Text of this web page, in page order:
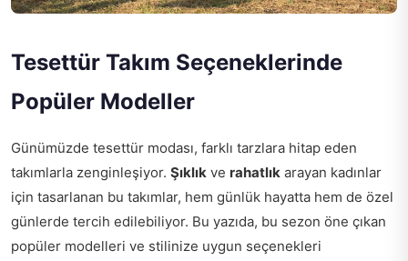
Tesettür Takım Seçeneklerinde
Popüler Modeller
Günümüzde tesettür modası, farklı tarzlara hitap eden
takımlarla zenginleşiyor. Şıklık ve rahatlık arayan kadınlar
için tasarlanan bu takımlar, hem günlük hayatta hem de özel
günlerde tercih edilebiliyor. Bu yazıda, bu sezon öne çıkan
popüler modelleri ve stilinize uygun seçenekleri